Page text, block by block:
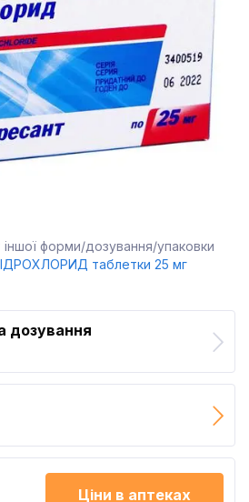
форми/дозування/упаковки
таблетки 25 мг
дозування
Ціни в аптеках